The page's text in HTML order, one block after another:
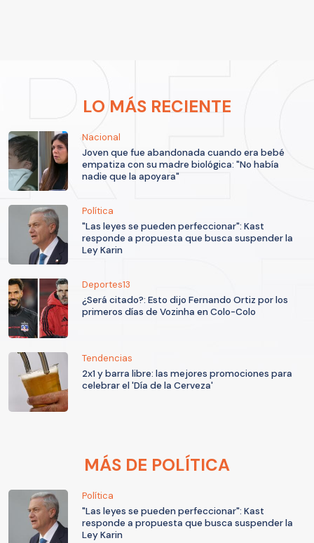
LO MÁS RECIENTE
Nacional
Joven que fue abandonada cuando era bebé
empatiza con su madre biológica: "No había
nadie que la apoyara"
Política
"Las leyes se pueden perfeccionar": Kast
responde a propuesta que busca suspender la
Ley Karin
Deportes13
¿Será citado?: Esto dijo Fernando Ortiz por los
primeros días de Vozinha en Colo-Colo
Tendencias
2x1 y barra libre: las mejores promociones para
celebrar el 'Día de la Cerveza'
MÁS DE POLÍTICA
Política
"Las leyes se pueden perfeccionar": Kast
responde a propuesta que busca suspender la
Ley Karin